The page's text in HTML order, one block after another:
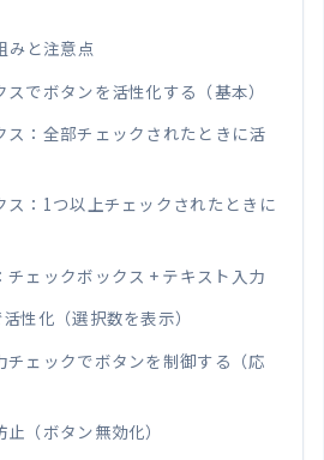
みと注意点
でボタンを活性化する（基本）
ス：全部チェックされたときに活
ス：1つ以上チェックされたときに
ェックボックス + テキスト入力
性化（選択数を表示）
チェックでボタンを制御する（応
（ボタン無効化）